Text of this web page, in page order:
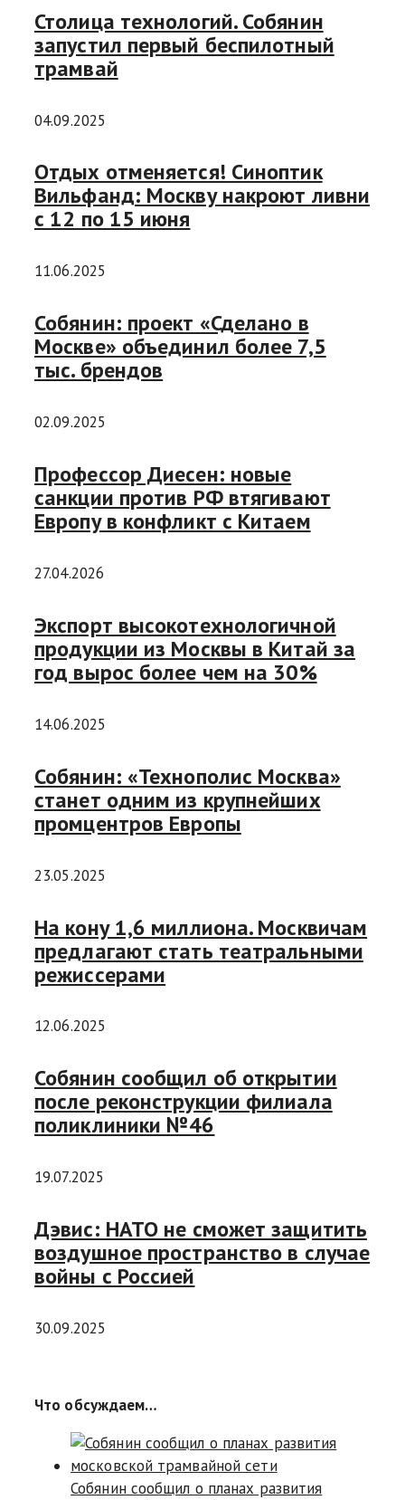
Столица технологий. Собянин
запустил первый беспилотный
трамвай
04.09.2025
Отдых отменяется! Синоптик
Вильфанд: Москву накроют ливни
с 12 по 15 июня
11.06.2025
Собянин: проект «Сделано в
Москве» объединил более 7,5
тыс. брендов
02.09.2025
Профессор Диесен: новые
санкции против РФ втягивают
Европу в конфликт с Китаем
27.04.2026
Экспорт высокотехнологичной
продукции из Москвы в Китай за
год вырос более чем на 30%
14.06.2025
Собянин: «Технополис Москва»
станет одним из крупнейших
промцентров Европы
23.05.2025
На кону 1,6 миллиона. Москвичам
предлагают стать театральными
режиссерами
12.06.2025
Собянин сообщил об открытии
после реконструкции филиала
поликлиники №46
19.07.2025
Дэвис: НАТО не сможет защитить
воздушное пространство в случае
войны с Россией
30.09.2025
Что обсуждаем…
Собянин сообщил о планах развития